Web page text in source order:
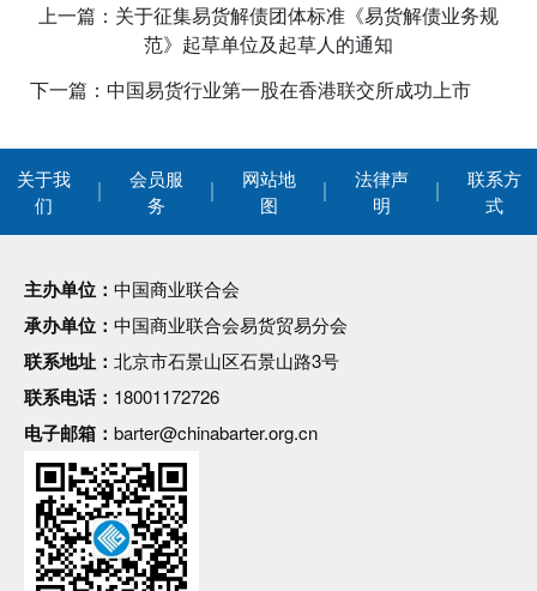
上一篇：关于征集易货解债团体标准《易货解债业务规
范》起草单位及起草人的通知
下一篇：中国易货行业第一股在香港联交所成功上市
关于我
们
会员服
务
网站地
图
法律声
明
联系方
式
主办单位： 中国商业联合会
承办单位： 中国商业联合会易货贸易分会
联系地址： 北京市石景山区石景山路3号
联系电话： 18001172726
电子邮箱： barter@chinabarter.org.cn